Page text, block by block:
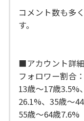
コメント数も多
す。
■アカウント詳
フォロワー割合
13歳〜17歳3.5%
26.1%、35歳〜
55歳〜64歳7.6%